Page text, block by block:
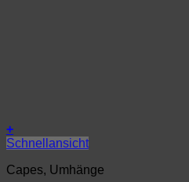
+
Schnellansicht
Capes, Umhänge